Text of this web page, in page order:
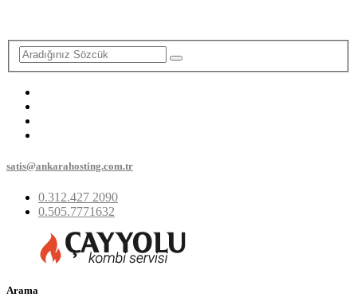
satis@ankarahosting.com.tr
0.312.427 2090
0.505.7771632
Arama